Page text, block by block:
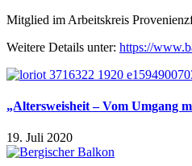
Mitglied im Arbeitskreis
Weitere Details unter: https://
„Altersweisheit – Vom Umgang
19. Juli 2020